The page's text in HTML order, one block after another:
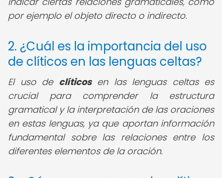
por ejemplo el objeto directo o indirecto.
2. ¿Cuál es la importancia del uso
de clíticos en las lenguas celtas?
El uso de clíticosen las lenguas celtas es
crucial para comprender la estructura
gramatical y la interpretación de las oraciones
en estas lenguas, ya que aportan información
fundamental sobre las relaciones entre los
diferentes elementos de la oración.